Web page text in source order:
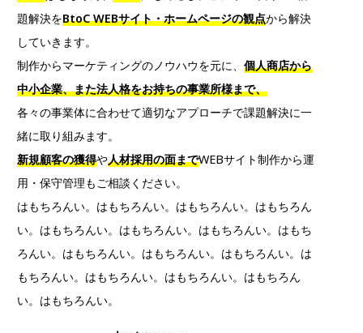
題解決をBtoC WEBサイト・ホームページの観点から解決
していきます。
制作からマーケティングのノウハウを元に、 個人商店から
中小企業、また法人格をお持ちの事業所様まで、
各々の事業体に合わせて適切なアプローチで課題解決に一
緒に取り組みます。
新規顧客の獲得や人材採用の面までWEBサイト制作から運
用・保守管理もご相談ください。
はもちろんい。はもちろんい。はもちろんい。はもちろん
い。はもちろんい。はもちろんい。はもちろんい。はもち
ろんい。はもちろんい。はもちろんい。はもちろんい。は
もちろんい。はもちろんい。はもちろんい。はもちろん
い。はもちろんい。